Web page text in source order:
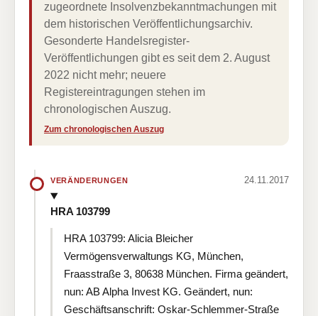
zugeordnete Insolvenzbekanntmachungen mit
dem historischen Veröffentlichungsarchiv.
Gesonderte Handelsregister-
Veröffentlichungen gibt es seit dem 2. August
2022 nicht mehr; neuere
Registereintragungen stehen im
chronologischen Auszug.
Zum chronologischen Auszug
VERÄNDERUNGEN 24.11.2017
HRA 103799
HRA 103799: Alicia Bleicher
Vermögensverwaltungs KG, München,
Fraasstraße 3, 80638 München. Firma geändert,
nun: AB Alpha Invest KG. Geändert, nun:
Geschäftsanschrift: Oskar-Schlemmer-Straße